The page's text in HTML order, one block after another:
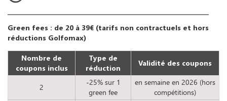
Green fees : de 20 à 39€ (tarifs non contractuels et hors
réductions Golfomax)
Nombre de
coupons inclus
Type de
réduction
Validité des coupons
2
-25% sur 1
green fee
en semaine en 2026 (hors
compétitions)